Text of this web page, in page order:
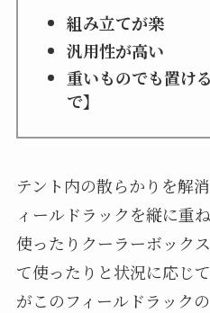
組み立てが楽
汎用性が高い
重いものでも置け
で】
テント内の散らかりを解
ィールドラックを縦に重
使ったりクーラーボック
て使ったりと状況に応じ
がこのフィールドラック